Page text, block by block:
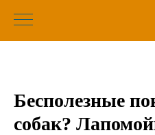
Бесполезные
собак?